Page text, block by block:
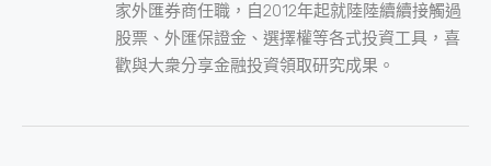
家外匯券商任職，自2012年起就陸陸續續接觸過
股票、外匯保證金、選擇權等各式投資工具，喜
歡與大衆分享金融投資領取研究成果。